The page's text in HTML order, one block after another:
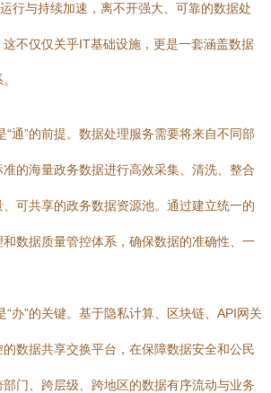
行与持续加速，离不开强大、可靠的数据处
不仅仅关乎IT基础设施，更是一套涵盖数据
“通”的前提。数据处理服务需要将来自不同部
的海量政务数据进行高效采集、清洗、整合
可共享的政务数据资源池。通过建立统一的
数据质量管控体系，确保数据的准确性、一
“办”的关键。基于隐私计算、区块链、API网关
数据共享交换平台，在保障数据安全和公民
门、跨层级、跨地区的数据有序流动与业务